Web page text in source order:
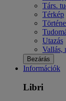
Társ.
Térkép
Utazás
Vallás,
Bezárás
Információk
Libri